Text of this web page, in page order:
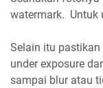
watermark. Untuk
Selain itu
under exposure
sampai blur atau